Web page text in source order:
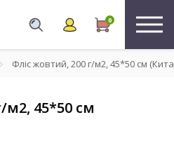
0
Фліс жовтий, 200 г/м2, 45*50 см
м2, 45*50 см